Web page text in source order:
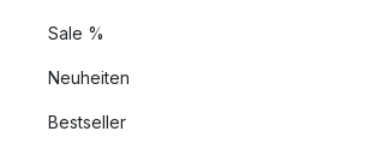
Sale %
Neuheiten
Bestseller